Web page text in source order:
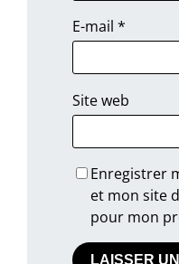
E-mail*
Site web
Enregistrer
et mon site
pour mon